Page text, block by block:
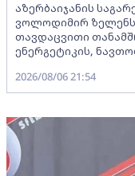
აზერბაიჯანის
ვოლოდიმირ
თავდაცვითი
ენერგეტიკის,
2026/08/06 21:54